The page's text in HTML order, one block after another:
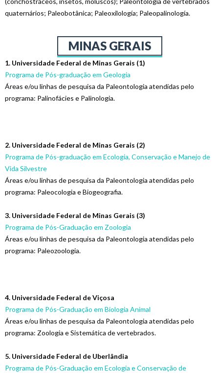
quaternários; Paleobotânica; Paleoxilología; Paleopalinología.
MINAS GERAIS
1. Universidade Federal de Minas Gerais (1)
Programa de Pós-graduação em Geologia
Áreas e/ou linhas de pesquisa da Paleontologia atendidas pelo
programa: Palinofácies e Palinologia.
2. Universidade Federal de Minas Gerais (2)
Programa de Pós-graduação em Ecologia, Conservação e Manejo de
Vida Silvestre
Áreas e/ou linhas de pesquisa da Paleontologia atendidas pelo
programa: Paleocologia e Biogeografia.
3. Universidade Federal de Minas Gerais (3)
Programa de Pós-Graduação em Zoologia
Áreas e/ou linhas de pesquisa da Paleontologia atendidas pelo
programa: Paleozoologia.
4. Universidade Federal de Viçosa
Programa de Pós-Graduação em Biologia Animal
Áreas e/ou linhas de pesquisa da Paleontologia atendidas pelo
programa: Zoologia e Sistemática de vertebrados.
5. Universidade Federal de Uberlândia
Programa de Pós-Graduação em Ecologia e Conservação de